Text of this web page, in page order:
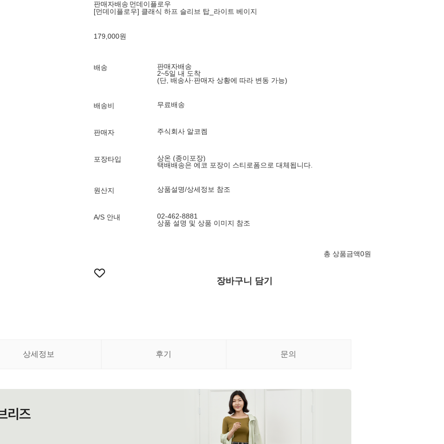
판매자배송 먼데이플로우
[먼데이플로우] 클래식 하프 슬리브 탑_라이트 베이지
179,000원
배송
판매자배송
2~5일 내 도착
(단, 배송사·판매자 상황에 따라 변동 가능)
배송비 무료배송
판매자 주식회사 알코켐
포장타입
상온 (종이포장)
택배배송은 에코 포장이 스티로폼으로 대체됩니다.
원산지 상품설명/상세정보 참조
A/S 안내
02-462-8881
상품 설명 및 상품 이미지 참조
총 상품금액0원
장바구니 담기
상세정보 후기 문의